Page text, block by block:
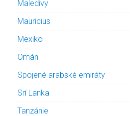
Maledivy
Mauricius
Mexiko
Omán
Spojené arabské emiráty
Srí Lanka
Tanzánie